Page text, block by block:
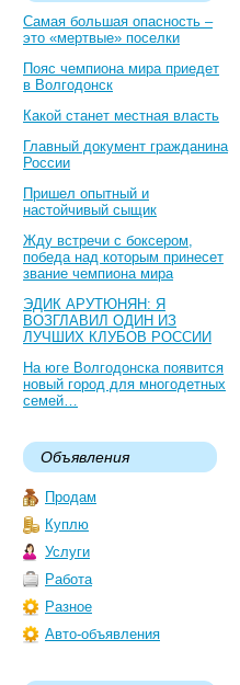
Самая большая опасность –
это «мертвые» поселки
Пояс чемпиона мира приедет
в Волгодонск
Какой станет местная власть
Главный документ гражданина
России
Пришел опытный и
настойчивый сыщик
Жду встречи с боксером,
победа над которым принесет
звание чемпиона мира
ЭДИК АРУТЮНЯН: Я
ВОЗГЛАВИЛ ОДИН ИЗ
ЛУЧШИХ КЛУБОВ РОССИИ
На юге Волгодонска появится
новый город для многодетных
семей…
Объявления
Продам
Куплю
Услуги
Работа
Разное
Авто-объявления